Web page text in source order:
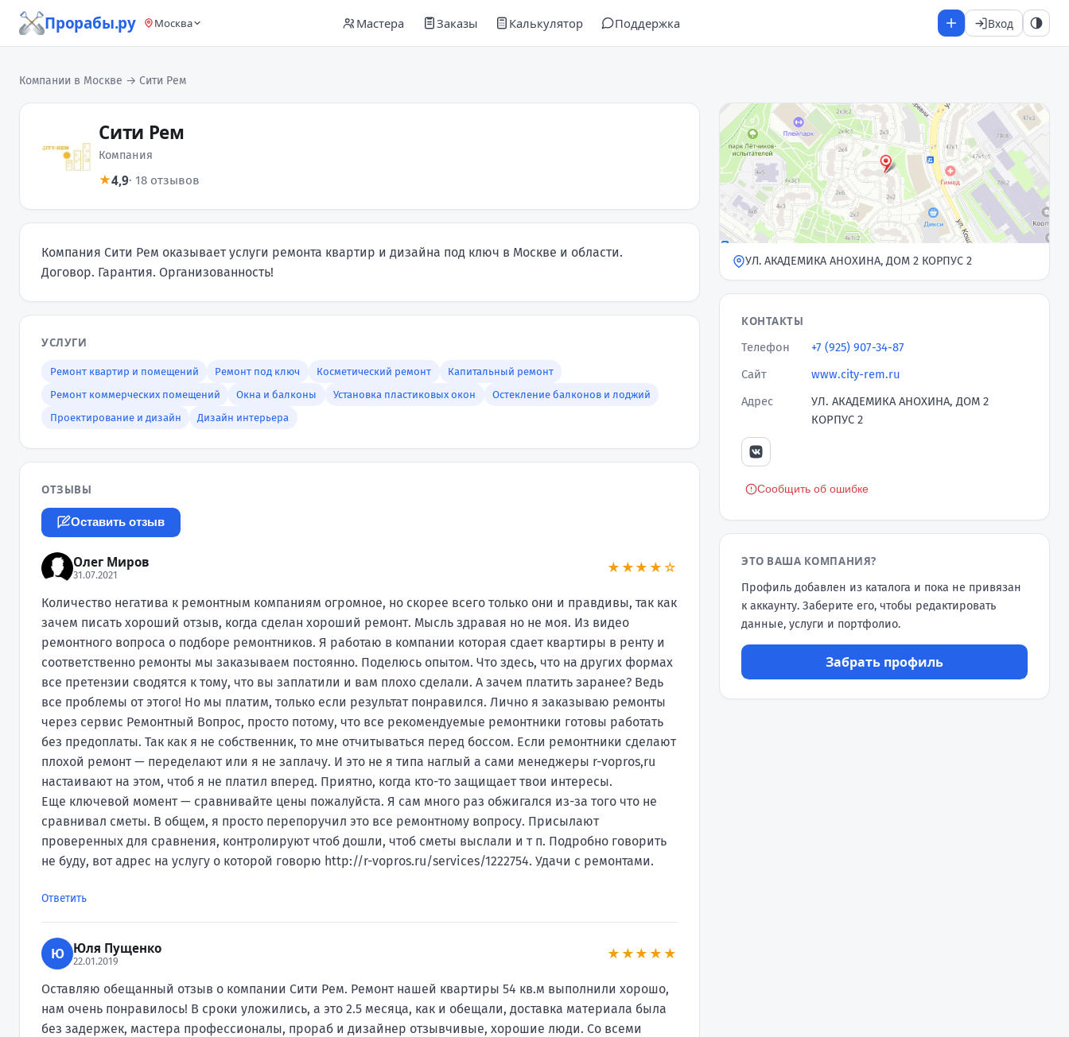
Прорабы.ру Москва Мастера Заказы Калькулятор Поддержка Вход
Компании в Москве → Сити Рем
Сити Рем
Компания
★4,9· 18 отзывов
Компания Сити Рем оказывает услуги ремонта квартир и дизайна под ключ в Москве и области.
Договор. Гарантия. Организованность!
УСЛУГИ
Ремонт квартир и помещений Ремонт под ключ Косметический ремонт
Капитальный ремонт
Ремонт коммерческих помещений
Окна и балконы Установка пластиковых окон
Остекление балконов и лоджий
Проектирование и дизайн
Дизайн интерьера
ОТЗЫВЫ
Оставить отзыв
Олег Миров
31.07.2021 ★★★★☆
Количество негатива к ремонтным компаниям огромное, но скорее всего только они и правдивы, так как
зачем писать хороший отзыв, когда сделан хороший ремонт. Мысль здравая но не моя. Из видео
ремонтного вопроса о подборе ремонтников. Я работаю в компании которая сдает квартиры в ренту и
соответственно ремонты мы заказываем постоянно. Поделюсь опытом. Что здесь, что на других формах
все претензии сводятся к тому, что вы заплатили и вам плохо сделали. А зачем платить заранее? Ведь
все проблемы от этого! Но мы платим, только если результат понравился. Лично я заказываю ремонты
через сервис Ремонтный Вопрос, просто потому, что все рекомендуемые ремонтники готовы работать
без предоплаты. Так как я не собственник, то мне отчитываться перед боссом. Если ремонтники сделают
плохой ремонт — переделают или я не заплачу. И это не я типа наглый а сами менеджеры r-vopros,ru
настаивают на этом, чтоб я не платил вперед. Приятно, когда кто-то защищает твои интересы.
Еще ключевой момент — сравнивайте цены пожалуйста. Я сам много раз обжигался из-за того что не
сравнивал сметы. В общем, я просто перепоручил это все ремонтному вопросу. Присылают
проверенных для сравнения, контролируют чтоб дошли, чтоб сметы выслали и т п. Подробно говорить
не буду, вот адрес на услугу о которой говорю http://r-vopros.ru/services/1222754. Удачи с ремонтами.
Ответить
Ю Юля Пущенко
22.01.2019 ★★★★★
Оставляю обещанный отзыв о компании Сити Рем. Ремонт нашей квартиры 54 кв.м выполнили хорошо,
нам очень понравилось! В сроки уложились, а это 2.5 месяца, как и обещали, доставка материала была
без задержек, мастера профессионалы, прораб и дизайнер отзывчивые, хорошие люди. Со всеми
УЛ. АКАДЕМИКА АНОХИНА, ДОМ 2 КОРПУС 2
КОНТАКТЫ
Телефон
+7 (925) 907-34-87
Сайт
www.city-rem.ru
Адрес
УЛ. АКАДЕМИКА АНОХИНА, ДОМ 2
КОРПУС 2
Сообщить об ошибке
ЭТО ВАША КОМПАНИЯ?
Профиль добавлен из каталога и пока не привязан
к аккаунту. Заберите его, чтобы редактировать
данные, услуги и портфолио.
Забрать профиль